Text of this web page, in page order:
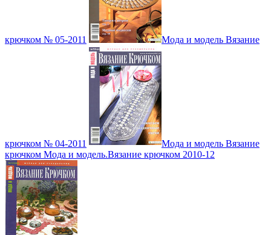
крючком № 05-2011 Мода и модель Вязание
крючком № 04-2011
Мода и модель Вязание
крючком Мода и модель.Вязание крючком 2010-12